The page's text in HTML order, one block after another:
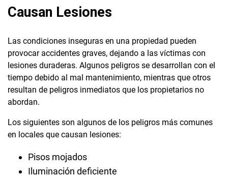
Causan Lesiones
Las condiciones inseguras en una propiedad pueden
provocar accidentes graves, dejando a las víctimas con
lesiones duraderas. Algunos peligros se desarrollan con el
tiempo debido al mal mantenimiento, mientras que otros
resultan de peligros inmediatos que los propietarios no
abordan.
Los siguientes son algunos de los peligros más comunes
en locales que causan lesiones:
Pisos mojados
Iluminación deficiente